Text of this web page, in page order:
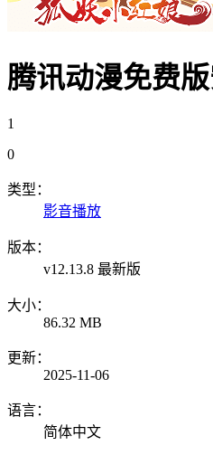
腾讯动漫免费
1
0
类型：
影音播放
版本：
v12.13.8 最新版
大小：
86.32 MB
更新：
2025-11-06
语言：
简体中文